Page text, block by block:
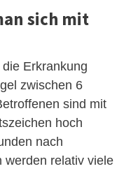
sich mit
Erkrankung
zwischen 6
sind mit
hoch
nach
werden relativ viele